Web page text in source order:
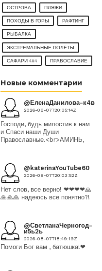
ОСТРОВА ПЛЯЖИ
ПОХОДЫ В ГОРЫ РАФТИНГ
РЫБАЛКА
ЭКСТРЕМАЛЬНЫЕ ПОЛЁТЫ
САФАРИ 4X4 ПРАВОСЛАВИЕ
Новые комментарии
@ЕленаДанилова-к4в
2026-08-07T20:35:14Z
Господи, будь милостив к нам
и Спаси наши Души
Православные.<br>АМИНЬ,
@katerinaYouTube60
2026-08-07T20:03:52Z
Нет слов, все верно! ❤❤❤❤🙏
🙏🙏🙏 надеюсь все понятно?!
@СветланаЧерногод-
и5ь2ь
2026-08-07T18:49:19Z
Помоги Бог вам , батюшка!❤